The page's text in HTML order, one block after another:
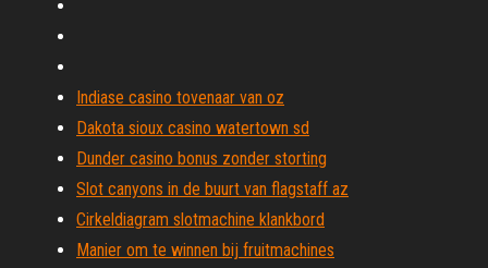
Indiase casino tovenaar van oz
Dakota sioux casino watertown sd
Dunder casino bonus zonder storting
Slot canyons in de buurt van flagstaff az
Cirkeldiagram slotmachine klankbord
Manier om te winnen bij fruitmachines